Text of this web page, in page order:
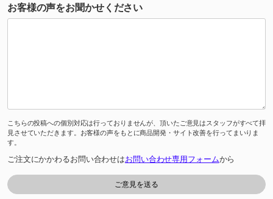
お客様の声をお聞かせください
こちらの投稿への個別対応は行っておりませんが、頂いたご意見はスタッフがすべて拝
見させていただきます。お客様の声をもとに商品開発・サイト改善を行ってまいりま
す。
ご注文にかかわるお問い合わせはお問い合わせ専用フォームから